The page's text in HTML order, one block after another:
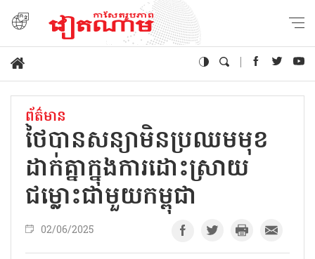
ព័ត៌មាន
ថៃបាន​​សន្យា​មិន​ប្រឈម​មុខ
ដាក់​គ្នា​ក្នុង​ការ​ដោះស្រាយ​
ជម្លោះ​​ជាមួយ​កម្ពុជា
02/06/2025